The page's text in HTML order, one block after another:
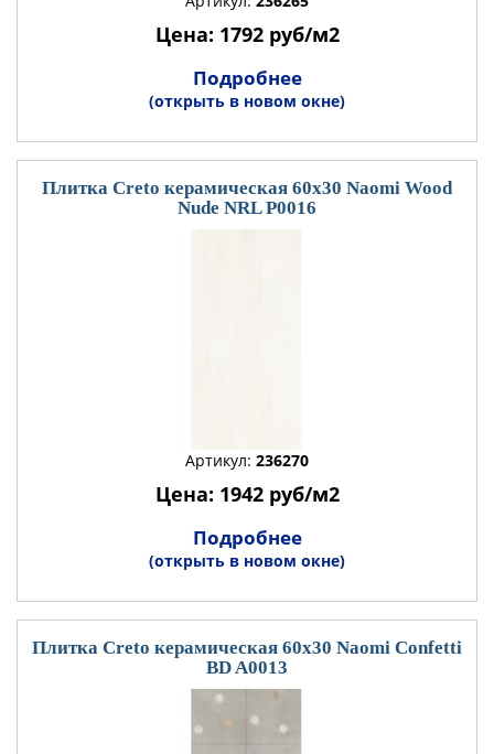
Цена: 1792 руб/м2
Подробнее
(открыть в новом окне)
Плитка Creto керамическая 60x30 Naomi Wood
Nude NRL P0016
Артикул: 236270
Цена: 1942 руб/м2
Подробнее
(открыть в новом окне)
Плитка Creto керамическая 60x30 Naomi Confetti
BD A0013